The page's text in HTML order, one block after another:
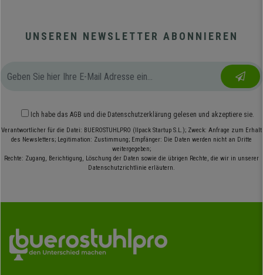
UNSEREN NEWSLETTER ABONNIEREN
Ich habe das AGB und die Datenschutzerklärung gelesen und akzeptiere sie.
Verantwortlicher für die Datei: BUEROSTUHLPRO (Ilpack Startup S.L.); Zweck: Anfrage zum Erhalt
des Newsletters; Legitimation: Zustimmung; Empfänger: Die Daten werden nicht an Dritte
weitergegeben;
Rechte: Zugang, Berichtigung, Löschung der Daten sowie die übrigen Rechte, die wir in unserer
Datenschutzrichtlinie erläutern.